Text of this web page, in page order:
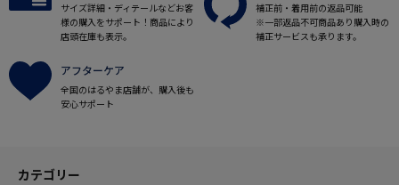
サイズ詳細・ディテールなどお客
様の購入をサポート！商品により
店頭在庫も表示。
補正前・着用前の返品可能
※一部返品不可商品あり購入時の
補正サービスも承ります。
アフターケア
全国のはるやま店舗が、購入後も
安心サポート
カテゴリー